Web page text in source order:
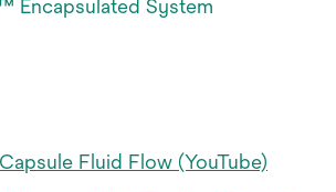
Encapsulated System
Fluid Flow​ (YouTube)